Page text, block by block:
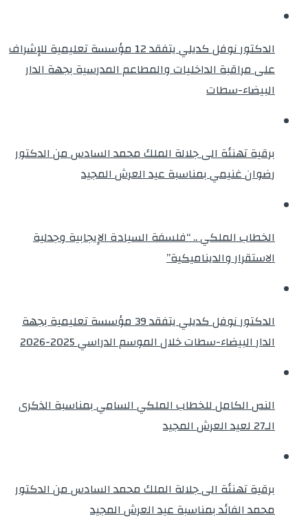
الدكتور نوفل كديلي يتفقد 12 مؤسسة تعليمية للإشراف
على مراقبة الداخليات والمطاعم المدرسية بجهة الدار
البيضاء-سطات
برقية تهنئة الى جلالة الملك محمد السادس من الدكتور
رضوان غنيمي بمناسبة عيد العرش المجيد
الخطاب الملكي .. “فلسفة السيادة الإيجابية وجدلية
الاستقرار والديناميكية”
الدكتور نوفل كديلي يتفقد 39 مؤسسة تعليمية بجهة
الدار البيضاء-سطات خلال الموسم الدراسي 2025-2026
النص الكامل للخطاب الملكي السامي بمناسبة الذكرى
الـ27 لعيد العرش المجيد
برقية تهنئة الى جلالة الملك محمد السادس من الدكتور
محمد الفائد بمناسبة عيد العرش المجيد